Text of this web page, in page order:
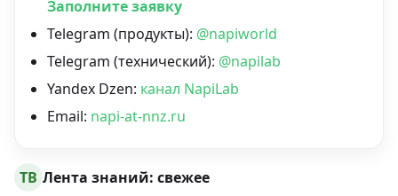
Заполните заявку
Telegram (продукты): @napiworld
Telegram (технический): @napilab
Yandex Dzen: канал NapiLab
Email: napi-at-nnz.ru
TB Лента знаний: свежее